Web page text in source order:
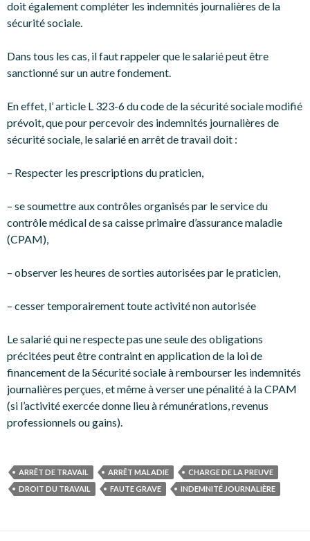
doit également compléter les indemnités journalières de la
sécurité sociale.
Dans tous les cas, il faut rappeler que le salarié peut être
sanctionné sur un autre fondement.
En effet, l’ article L 323-6 du code de la sécurité sociale modifié
prévoit, que pour percevoir des indemnités journalières de
sécurité sociale, le salarié en arrêt de travail doit :
– Respecter les prescriptions du praticien,
– se soumettre aux contrôles organisés par le service du
contrôle médical de sa caisse primaire d’assurance maladie
(CPAM),
– observer les heures de sorties autorisées par le praticien,
– cesser temporairement toute activité non autorisée
Le salarié qui ne respecte pas une seule des obligations
précitées peut être contraint en application de la loi de
financement de la Sécurité sociale à rembourser les indemnités
journalières perçues, et même à verser une pénalité à la CPAM
(si l’activité exercée donne lieu à rémunérations, revenus
professionnels ou gains).
ARRÊT DE TRAVAIL ARRÊT MALADIE
CHARGE DE LA PREUVE
DROIT DU TRAVAIL
FAUTE GRAVE INDEMNITÉ JOURNALIÈRE